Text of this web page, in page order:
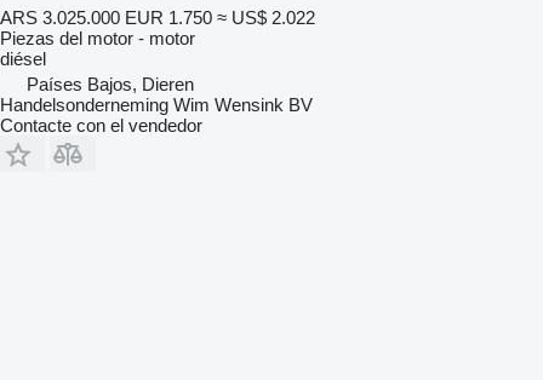
ARS 3.025.000 EUR 1.750 ≈ US$ 2.022
Piezas del motor - motor
diésel
Países Bajos, Dieren
Handelsonderneming Wim Wensink BV
Contacte con el vendedor